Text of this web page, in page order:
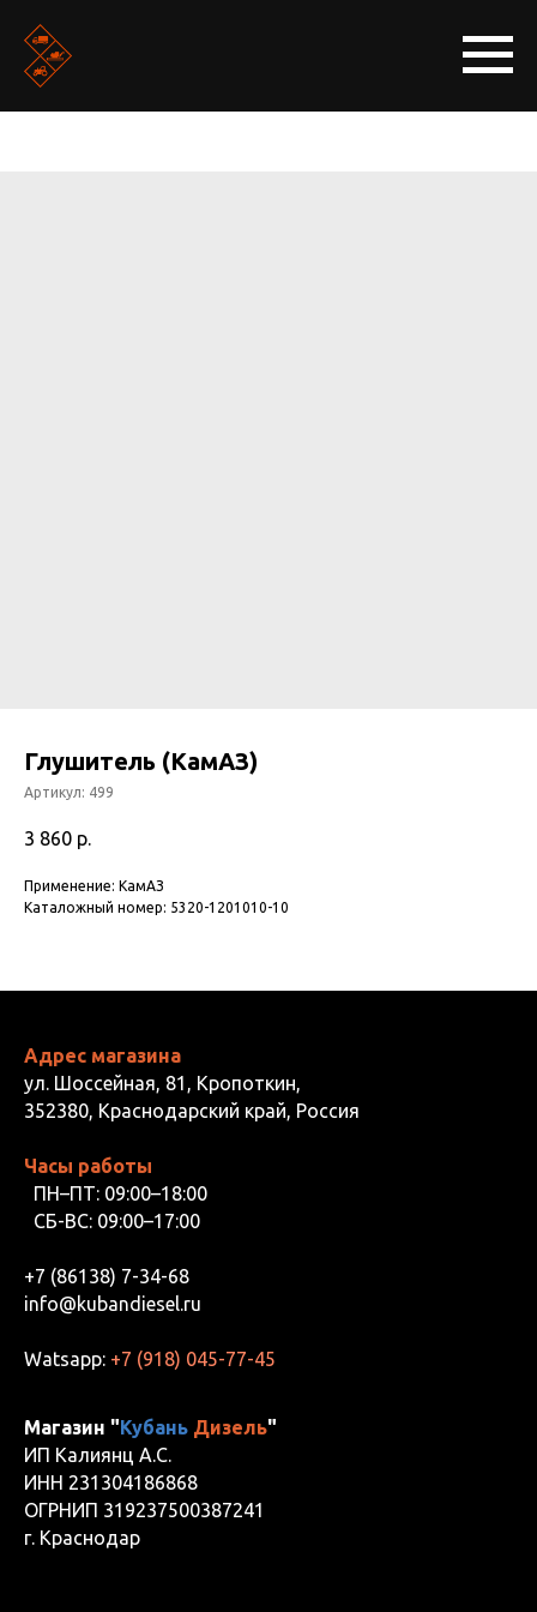
Глушитель (КамАЗ)
Артикул: 499
3 860 р.
Применение: КамАЗ
Каталожный номер: 5320-1201010-10
Адрес магазина
ул. Шоссейная, 81, Кропоткин,
352380, Краснодарский край, Россия
Часы работы
ПН–ПТ: 09:00–18:00
СБ-ВС: 09:00–17:00
+7 (86138) 7-34-68
info@kubandiesel.ru
Watsapp: +7 (918) 045-77-45
Магазин "Кубань Дизель"
ИП Калиянц А.С.
ИНН 231304186868
ОГРНИП 319237500387241
г. Краснодар